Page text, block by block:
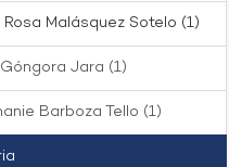
Rosa Malásquez Sotelo (1)
Jara (1)
Barboza Tello (1)